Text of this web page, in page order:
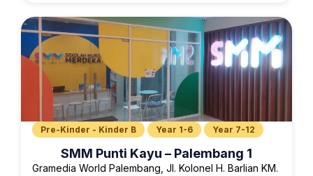
Pre-Kinder - Kinder B Year 1-6 Year 7-12
SMM Punti Kayu – Palembang 1
Gramedia World Palembang, Jl. Kolonel H. Barlian KM.